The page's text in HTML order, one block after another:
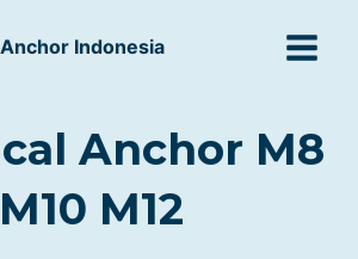
Indonesia
Anchor M8
M10 M12